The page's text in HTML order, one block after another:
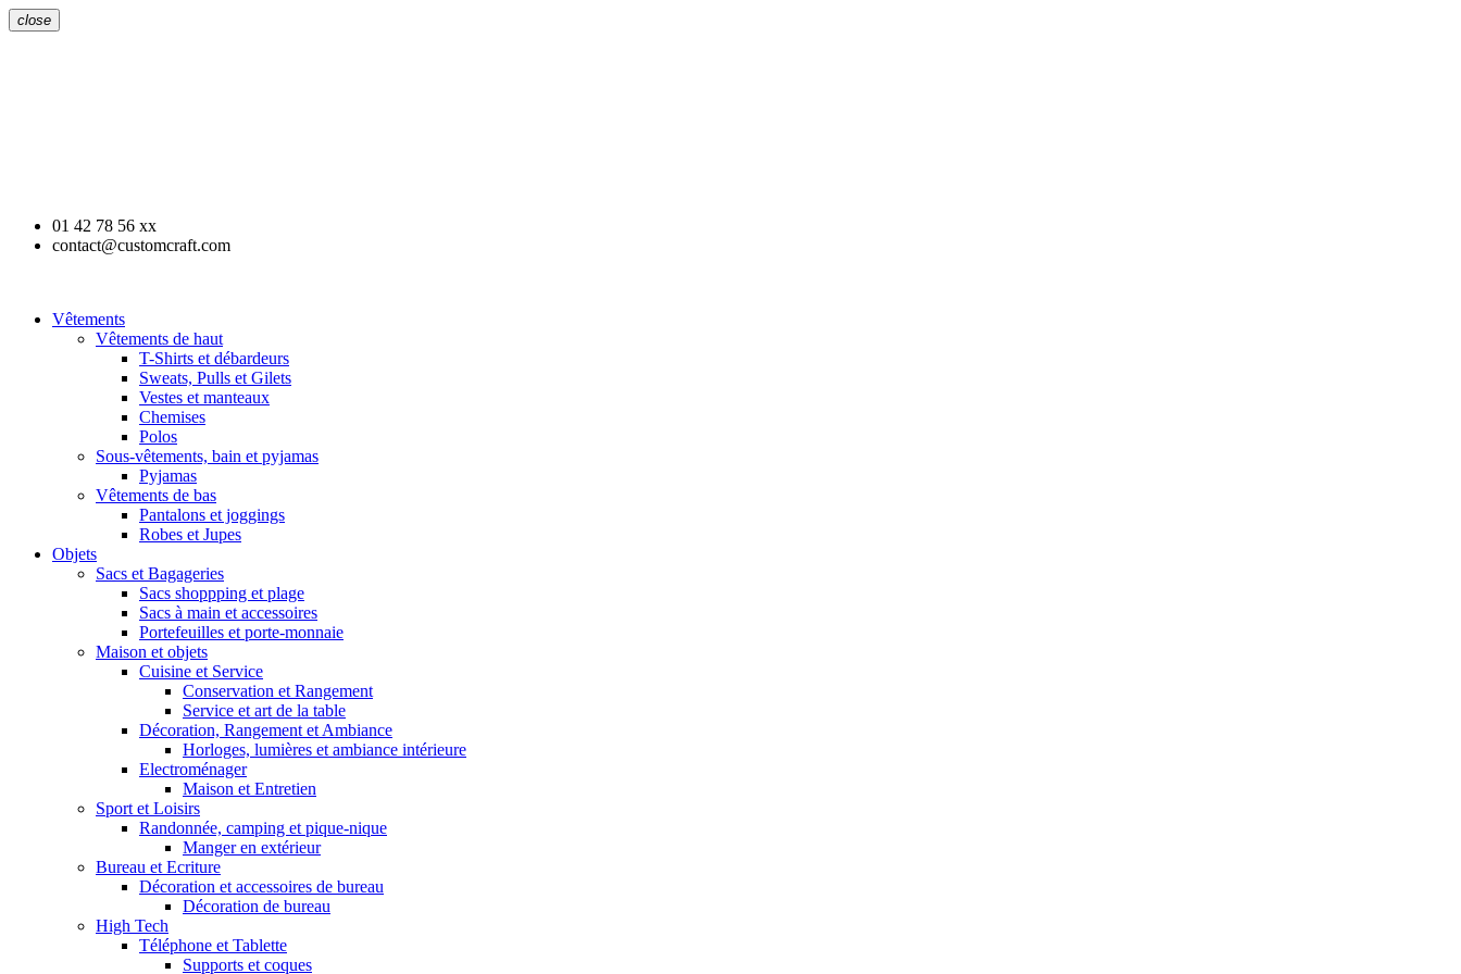
close
01 42 78 56 xx
contact@customcraft.com
Vêtements
Vêtements de haut
T-Shirts et débardeurs
Sweats, Pulls et Gilets
Vestes et manteaux
Chemises
Polos
Sous-vêtements, bain et pyjamas
Pyjamas
Vêtements de bas
Pantalons et joggings
Robes et Jupes
Objets
Sacs et Bagageries
Sacs shoppping et plage
Sacs à main et accessoires
Portefeuilles et porte-monnaie
Maison et objets
Cuisine et Service
Conservation et Rangement
Service et art de la table
Décoration, Rangement et Ambiance
Horloges, lumières et ambiance intérieure
Electroménager
Maison et Entretien
Sport et Loisirs
Randonnée, camping et pique-nique
Manger en extérieur
Bureau et Ecriture
Décoration et accessoires de bureau
Décoration de bureau
High Tech
Téléphone et Tablette
Supports et coques